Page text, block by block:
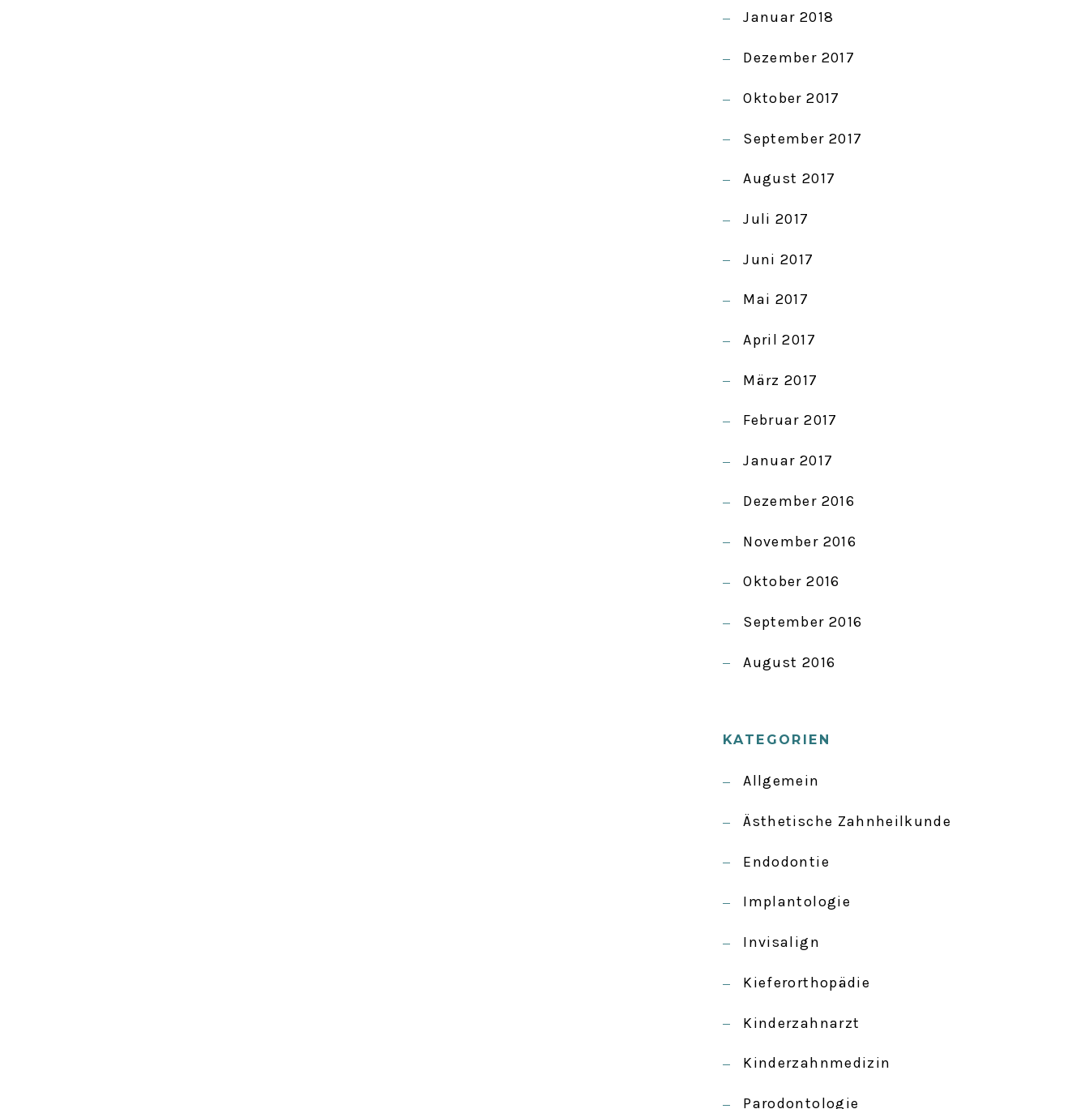
Januar 2018
Dezember 2017
Oktober 2017
September 2017
August 2017
Juli 2017
Juni 2017
Mai 2017
April 2017
März 2017
Februar 2017
Januar 2017
Dezember 2016
November 2016
Oktober 2016
September 2016
August 2016
KATEGORIEN
Allgemein
Ästhetische Zahnheilkunde
Endodontie
Implantologie
Invisalign
Kieferorthopädie
Kinderzahnarzt
Kinderzahnmedizin
Parodontologie